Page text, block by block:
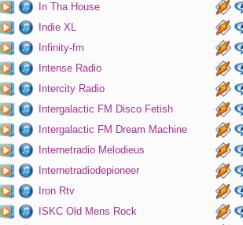
In Tha House
Indie XL
Infinity-fm
Intense Radio
Intercity Radio
Intergalactic FM Disco Fetish
Intergalactic FM Dream Machine
Internetradio Melodieus
Internetradiodepioneer
Iron Rtv
ISKC Old Mens Rock